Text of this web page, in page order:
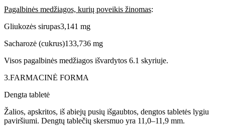
Pagalbinės medžiagos, kurių poveikis žinomas:
Gliukozės sirupas3,141 mg
Sacharozė (cukrus)133,736 mg
Visos pagalbinės medžiagos išvardytos 6.1 skyriuje.
3.FARMACINĖ FORMA
Dengta tabletė
Žalios, apskritos, iš abiejų pusių išgaubtos, dengtos tabletės lygiu
paviršiumi. Dengtų tablečių skersmuo yra 11,0–11,9 mm.